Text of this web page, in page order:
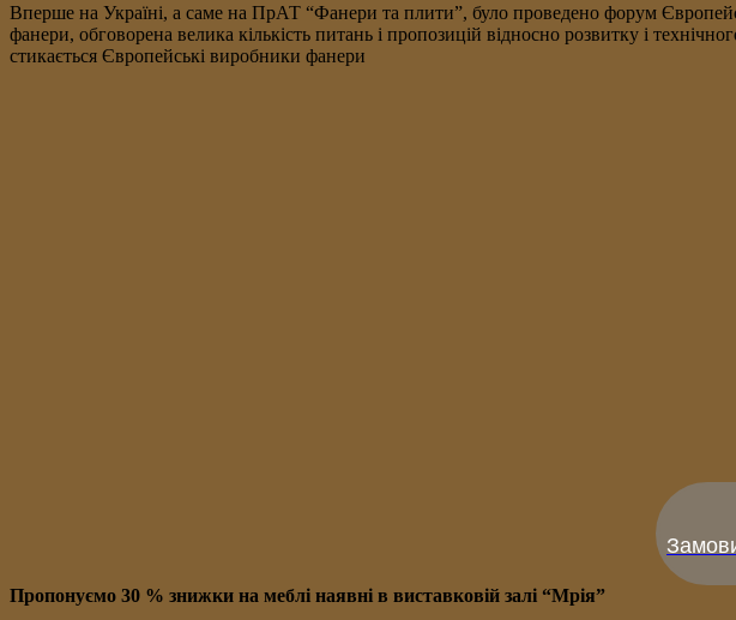
Вперше на Україні, а саме на ПрАТ “Фанери та плити”, було проведено форум
фанери, обговорена велика кількість питань і пропозицій відносно розвитку і
стикається Європейські виробники фанери
Пропонуємо 30 % знижки на меблі наявні в виставковій залі “Мрія”